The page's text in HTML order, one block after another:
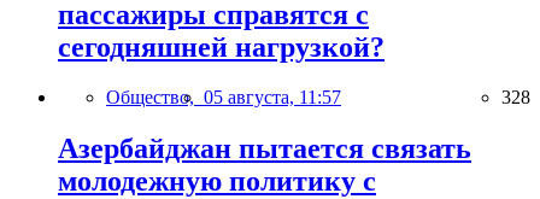
пассажиры справятся с
сегодняшней нагрузкой?
Общество, 05 августа, 11:57 328
Азербайджан пытается связать
молодежную политику с